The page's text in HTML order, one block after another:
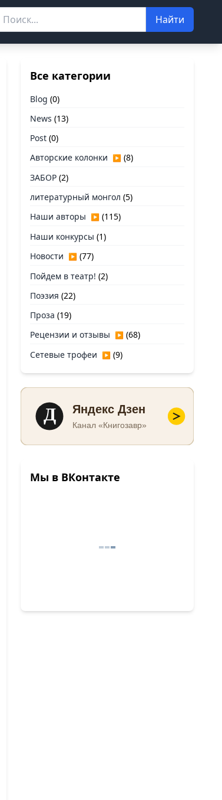
Найти
Все категории
Blog (0)
News (13)
Post (0)
Авторские колонки ▶ (8)
ЗАБОР (2)
литературный монгол (5)
Наши авторы ▶ (115)
Наши конкурсы (1)
Новости ▶ (77)
Пойдем в театр! (2)
Поэзия (22)
Проза (19)
Рецензии и отзывы ▶ (68)
Сетевые трофеи ▶ (9)
Д Яндекс Дзен
Канал «Книгозавр»
Мы в ВКонтакте